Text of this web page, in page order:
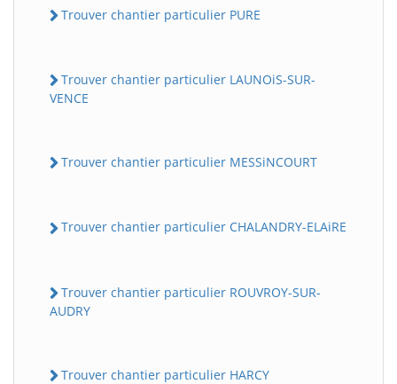
Trouver chantier particulier PURE
Trouver chantier particulier LAUNOiS-SUR-
VENCE
Trouver chantier particulier MESSiNCOURT
Trouver chantier particulier CHALANDRY-ELAiRE
Trouver chantier particulier ROUVROY-SUR-
AUDRY
Trouver chantier particulier HARCY